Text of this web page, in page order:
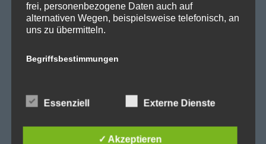
SPD in Startseite
frei, personenbezogene Daten auch auf
alternativen Wegen, beispielsweise telefonisch, an
uns zu übermitteln.
Begriffsbestimmungen
Begrifflichkeiten, die durch den Europäischen
Richtlinien- und Verordnungsgeber beim Erlass
Essenziell Externe Dienste
✓ Akzeptieren